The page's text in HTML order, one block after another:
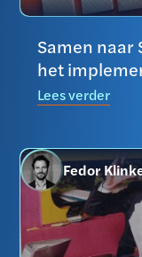
Samen naar
het
Lees verder
Fedor